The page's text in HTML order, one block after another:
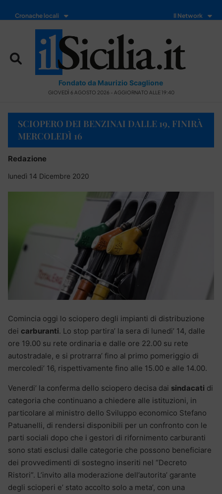
Cronache locali Il Network
Fondato da Maurizio Scaglione
GIOVEDÌ 6 AGOSTO 2026 - AGGIORNATO ALLE 19:40
SCIOPERO DEI BENZINAI DALLE 19, FINIRÀ
MERCOLEDÌ 16
Redazione
lunedì 14 Dicembre 2020
Comincia oggi lo sciopero degli impianti di distribuzione
dei carburanti. Lo stop partira’ la sera di lunedi’ 14, dalle
ore 19.00 su rete ordinaria e dalle ore 22.00 su rete
autostradale, e si protrarra’ fino al primo pomeriggio di
mercoledi’ 16, rispettivamente fino alle 15.00 e alle 14.00.
Venerdi’ la conferma dello sciopero decisa dai sindacati di
categoria che continuano a chiedere alle istituzioni, in
particolare al ministro dello Sviluppo economico Stefano
Patuanelli, di rendersi disponibili per un confronto con le
parti sociali dopo che i gestori di rifornimento carburanti
sono stati esclusi dalle categorie che possono beneficiare
dei provvedimenti di sostegno inseriti nel “Decreto
Ristori”. L’invito alla moderazione dell’autorita’ garante
degli scioperi e’ stato accolto solo a meta’, con una